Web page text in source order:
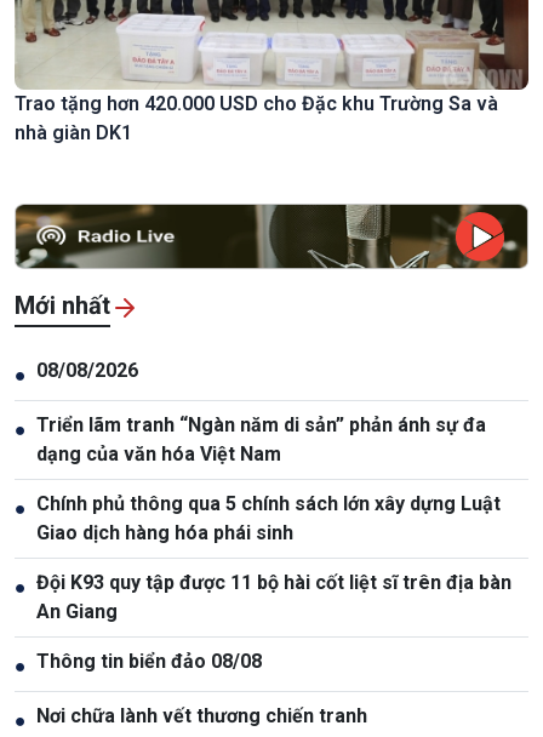
Trao tặng hơn 420.000 USD cho Đặc khu Trường Sa và
nhà giàn DK1
Mới nhất
● 08/08/2026
● Triển lãm tranh “Ngàn năm di sản” phản ánh sự đa
dạng của văn hóa Việt Nam
● Chính phủ thông qua 5 chính sách lớn xây dựng Luật
Giao dịch hàng hóa phái sinh
● Đội K93 quy tập được 11 bộ hài cốt liệt sĩ trên địa bàn
An Giang
● Thông tin biển đảo 08/08
● Nơi chữa lành vết thương chiến tranh